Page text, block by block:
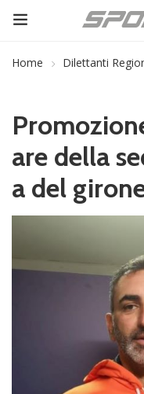
Home Dilettanti
are della
a del